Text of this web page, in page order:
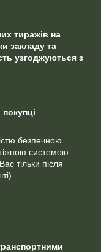
тиражів на
закладу та
узгоджуються з
безпечною
системою
тільки після